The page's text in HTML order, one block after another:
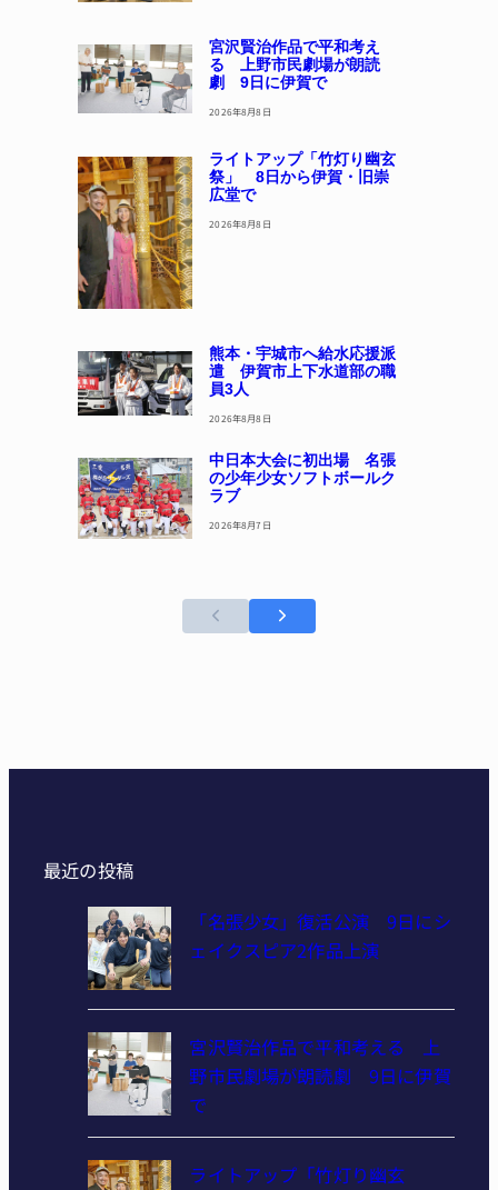
宮沢賢治作品で平和考え
る 上野市民劇場が朗読
劇 9日に伊賀で
2026年8月8日
ライトアップ「竹灯り幽玄
祭」 8日から伊賀・旧崇
広堂で
2026年8月8日
熊本・宇城市へ給水応援派
遣 伊賀市上下水道部の職
員3人
2026年8月8日
中日本大会に初出場 名張
の少年少女ソフトボールク
ラブ
2026年8月7日
最近の投稿
「名張少女」復活公演 9日にシ
ェイクスピア2作品上演
宮沢賢治作品で平和考える 上
野市民劇場が朗読劇 9日に伊賀
で
ライトアップ「竹灯り幽玄